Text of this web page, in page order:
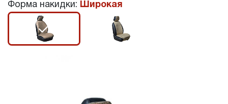
Форма накидки: Широкая
r